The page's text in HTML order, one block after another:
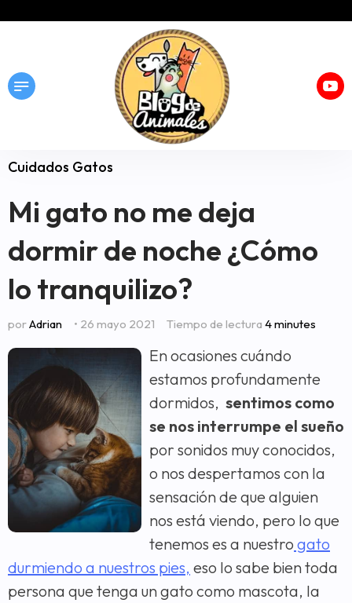
Cuidados Gatos
Mi gato no me deja
dormir de noche ¿Cómo
lo tranquilizo?
porAdrian • 26 mayo 2021 Tiempo de lectura 4 minutes
En ocasiones cuándo
estamos profundamente
dormidos, sentimos como
se nos interrumpe el sueño
por sonidos muy conocidos,
o nos despertamos con la
sensación de que alguien
nos está viendo, pero lo que
tenemos es a nuestro gato
durmiendo a nuestros pies, eso lo sabe bien toda
persona que tenga un gato como mascota, la